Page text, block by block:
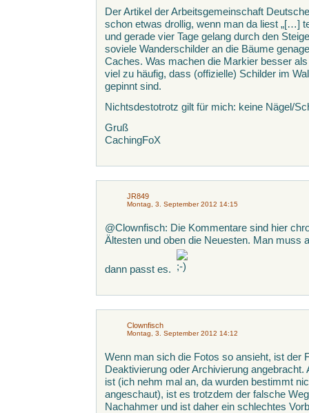
Der Artikel der Arbeitsgemeinschaft
schon etwas drollig, wenn man da liest „[…]
und gerade vier Tage gelang durch den
soviele Wanderschilder an die Bäume
Caches. Was machen die Markier besser
viel zu häufig, dass (offizielle) Schilder im
gepinnt sind.
Nichtsdestotrotz gilt für mich: keine Nägel/
Gruß
CachingFoX
JR849
Montag, 3. September 2012 14:15
@Clownfisch: Die Kommentare sind hier
Ältesten und oben die Neuesten. Man muss
dann passt es.
Clownfisch
Montag, 3. September 2012 14:12
Wenn man sich die Fotos so ansieht, ist der
Deaktivierung oder Archivierung
ist (ich nehm mal an, da wurden bestimmt
angeschaut), ist es trotzdem der falsche
Nachahmer und ist daher ein schlechtes